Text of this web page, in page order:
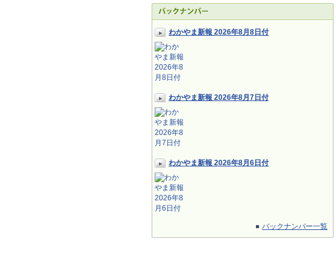
わかやま新報 2026年8月8日付
わかやま新報 2026年8月7日付
わかやま新報 2026年8月6日付
バックナンバー一覧